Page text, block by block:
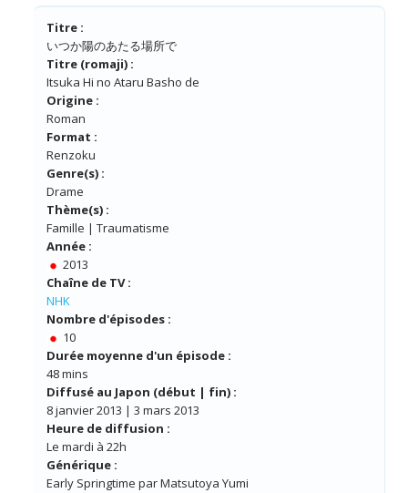
5
Titre :
いつか陽のあたる場所で
Titre (romaji) :
Itsuka Hi no Ataru Basho de
Origine :
Roman
Format :
Renzoku
Genre(s) :
Drame
Thème(s) :
Famille | Traumatisme
Année :
2013
Chaîne de TV :
NHK
Nombre d'épisodes :
10
Durée moyenne d'un épisode :
48 mins
Diffusé au Japon (début | fin) :
8 janvier 2013 | 3 mars 2013
Heure de diffusion :
Le mardi à 22h
Générique :
Early Springtime par Matsutoya Yumi